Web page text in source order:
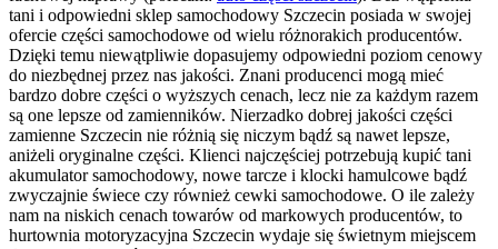
tani i odpowiedni sklep samochodowy Szczecin posiada w swojej
ofercie części samochodowe od wielu różnorakich producentów.
Dzięki temu niewątpliwie dopasujemy odpowiedni poziom cenowy
do niezbędnej przez nas jakości. Znani producenci mogą mieć
bardzo dobre części o wyższych cenach, lecz nie za każdym razem
są one lepsze od zamienników. Nierzadko dobrej jakości części
zamienne Szczecin nie różnią się niczym bądź są nawet lepsze,
aniżeli oryginalne części. Klienci najczęściej potrzebują kupić tani
akumulator samochodowy, nowe tarcze i klocki hamulcowe bądź
zwyczajnie świece czy również cewki samochodowe. O ile zależy
nam na niskich cenach towarów od markowych producentów, to
hurtownia motoryzacyjna Szczecin wydaje się świetnym miejscem